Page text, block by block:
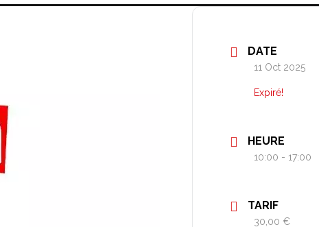
DATE
11 Oct 2025
Expiré!
HEURE
10:00 - 17:00
TARIF
30,00 €